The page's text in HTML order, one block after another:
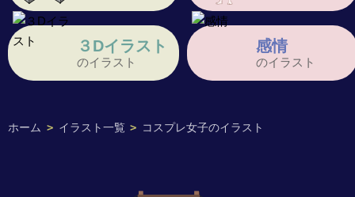
ホーム > イラスト一覧 > コスプレ女子のイラスト
３Dイラスト
のイラスト
感情
のイラスト